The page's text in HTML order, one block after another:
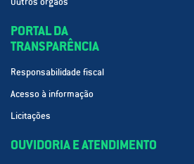
PORTAL DA
TRANSPARÊNCIA
Responsabilidade fiscal
Acesso à informação
Licitações
OUVIDORIA E ATENDIMENTO